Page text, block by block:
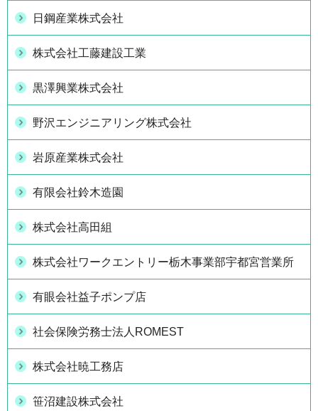
日鋼産業株式会社
株式会社工藤建設工業
黒澤興業株式会社
野沢エンジニアリング株式会社
岩原産業株式会社
有限会社鈴木造園
株式会社高田組
株式会社ワークエントリー栃木事業部宇都宮営業所
有眼会社益子ポンプ店
社会保険労務士法人ROMEST
株式会社暁工務店
笹沼建設株式会社